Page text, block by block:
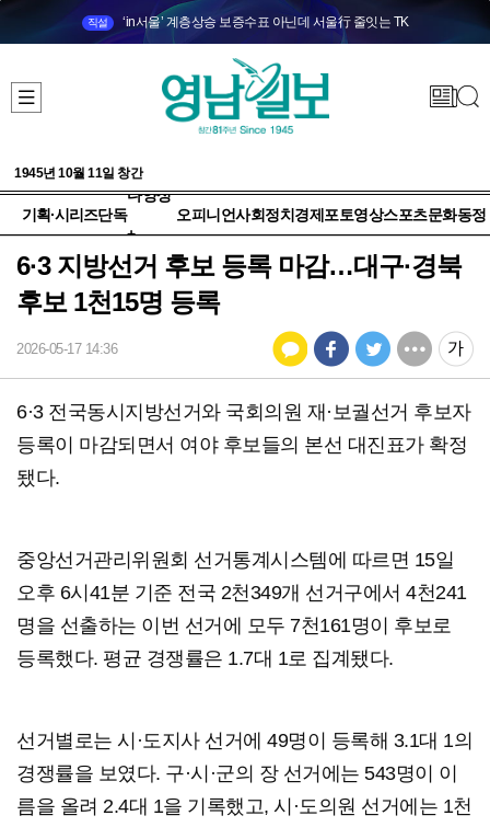
직설 ‘in서울’ 계층상승 보증수표 아닌데 서울行 줄잇는 TK
1945년 10월 11일 창간
기획·시리즈단독
다양성
+
오피니언사회정치 경제 포토영상스포츠문화동정
6·3 지방선거 후보 등록 마감…대구·경북
후보 1천15명 등록
2026-05-17 14:36
6·3 전국동시지방선거와 국회의원 재·보궐선거 후보자
등록이 마감되면서 여야 후보들의 본선 대진표가 확정
됐다.
중앙선거관리위원회 선거통계시스템에 따르면 15일
오후 6시41분 기준 전국 2천349개 선거구에서 4천241
명을 선출하는 이번 선거에 모두 7천161명이 후보로
등록했다. 평균 경쟁률은 1.7대 1로 집계됐다.
선거별로는 시·도지사 선거에 49명이 등록해 3.1대 1의
경쟁률을 보였다. 구·시·군의 장 선거에는 543명이 이
름을 올려 2.4대 1을 기록했고, 시·도의원 선거에는 1천